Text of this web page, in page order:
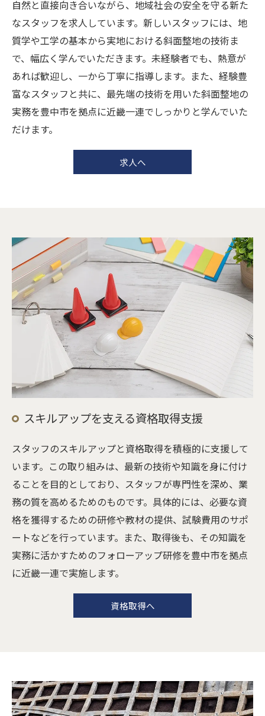
自然と直接向き合いながら、地域社会の安全を守る新た
なスタッフを求人しています。新しいスタッフには、地
質学や工学の基本から実地における斜面整地の技術ま
で、幅広く学んでいただきます。未経験者でも、熱意が
あれば歓迎し、一から丁寧に指導します。また、経験豊
富なスタッフと共に、最先端の技術を用いた斜面整地の
実務を豊中市を拠点に近畿一連でしっかりと学んでいた
だけます。
求人へ
スキルアップを支える資格取得支援
スタッフのスキルアップと資格取得を積極的に支援して
います。この取り組みは、最新の技術や知識を身に付け
ることを目的としており、スタッフが専門性を深め、業
務の質を高めるためのものです。具体的には、必要な資
格を獲得するための研修や教材の提供、試験費用のサポ
ートなどを行っています。また、取得後も、その知識を
実務に活かすためのフォローアップ研修を豊中市を拠点
に近畿一連で実施します。
資格取得へ